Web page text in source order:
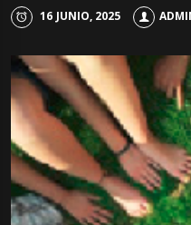
16 JUNIO, 2025